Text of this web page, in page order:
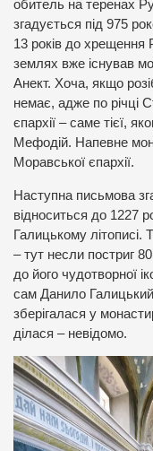
обитель на теренах
згадується під 975
13 років до хрещення
землях вже існував
Анект. Хоча, якщо
немає, адже по річці
єпархії – саме тієї,
Мефодій. Напевне
Моравської єпархії.
Наступна письмова
відноситься до 1227
Галицькому
– тут несли постриг
до його чудотворної
сам Данило Галицький
зберігалася у
ділася – невідомо.